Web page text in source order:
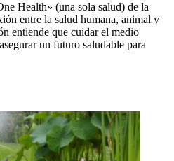
Health» (una sola salud) de la
entre la salud humana, animal y
entiende que cuidar el medio
un futuro saludable para